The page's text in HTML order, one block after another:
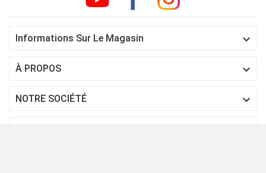
Informations Sur Le Magasin 
À PROPOS 
NOTRE SOCIÉTÉ 